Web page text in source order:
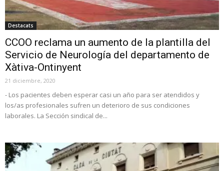
Destacats
CCOO reclama un aumento de la plantilla del
Servicio de Neurología del departamento de
Xàtiva-Ontinyent
21 diciembre, 2020
- Los pacientes deben esperar casi un año para ser atendidos y
los/as profesionales sufren un deterioro de sus condiciones
laborales. La Sección sindical de...